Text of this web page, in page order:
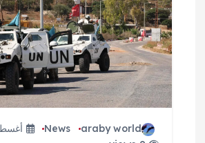
ت
araby world
News
أغسطس